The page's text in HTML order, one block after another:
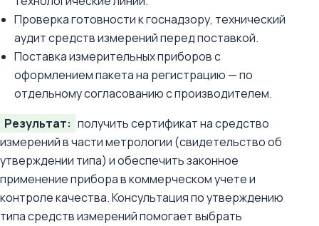
Проверка готовности к госнадзору, технический
аудит средств измерений перед поставкой.
Поставка измерительных приборов с
оформлением пакета на регистрацию — по
отдельному согласованию с производителем.
Результат: получить сертификат на средство
измерений в части метрологии (свидетельство об
утверждении типа) и обеспечить законное
применение прибора в коммерческом учете и
контроле качества. Консультация по утверждению
типа средств измерений помогает выбрать